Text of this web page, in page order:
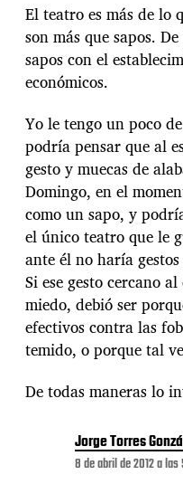
El teatro es más de lo
son más que sapos.
sapos con el
económicos.
Yo le tengo un poco
podría pensar que al
gesto y muecas de
Domingo, en el
como un sapo, y
el único teatro que le
ante él no haría
Si ese gesto cercano
miedo, debió ser
efectivos contra las
temido, o porque tal
De todas maneras lo
Jorge Torres
8 de abril de 2012 a las